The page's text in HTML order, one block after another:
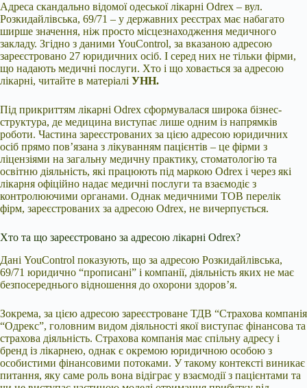
Адреса скандально відомої одеської лікарні Odrex – вул.
Розкидайлівська, 69/71 – у державних реєстрах має набагато
ширше значення, ніж просто місцезнаходження медичного
закладу. Згідно з даними YouControl, за вказаною адресою
зареєстровано 27 юридичних осіб. І серед них не тільки фірми,
що надають медичні послуги. Хто і що ховається за адресою
лікарні, читайте в матеріалі УНН.
Під прикриттям лікарні Odrex сформувалася широка бізнес-
структура, де медицина виступає лише одним із напрямків
роботи. Частина зареєстрованих за цією адресою юридичних
осіб прямо пов’язана з лікуванням пацієнтів – це фірми з
ліцензіями на загальну медичну практику, стоматологію та
освітню діяльність, які працюють під маркою Odrex і через які
лікарня офіційно надає медичні послуги та взаємодіє з
контролюючими органами. Однак медичними ТОВ перелік
фірм, зареєстрованих за адресою Odrex, не вичерпується.
Хто та що зареєстровано за адресою лікарні Odrex?
Дані YouControl показують, що за адресою Розкидайлівська,
69/71 юридично “прописані” і компанії, діяльність яких не має
безпосереднього відношення до охорони здоров’я.
Зокрема, за цією адресою зареєстроване ТДВ “Страхова компанія
“Одрекс”, головним видом діяльності якої виступає фінансова та
страхова діяльність. Страхова компанія має спільну адресу і
бренд із лікарнею, однак є окремою юридичною особою з
особистими фінансовими потоками. У такому контексті виникає
питання, яку саме роль вона відіграє у взаємодії з пацієнтами та